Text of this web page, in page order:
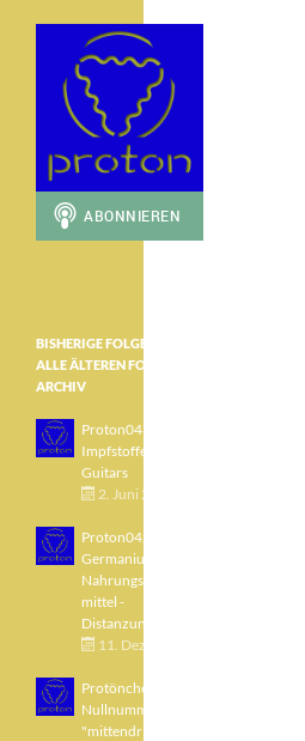
BISHERIGE FOLGEN ………………
ALLE ÄLTEREN FOLGEN IM
ARCHIV
Proton043 - Arsen -
Impfstoffe - Blue
Guitars
2. Juni 2021
Proton042 -
Germanium -
Nahrungsergänzungs
mittel -
Distanzunterricht
11. Dezember 2020
Protönchen 041 - Eine
Nullnummer
"mittendrin"